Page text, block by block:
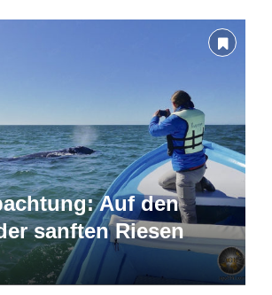
Auf den
sanften Riesen